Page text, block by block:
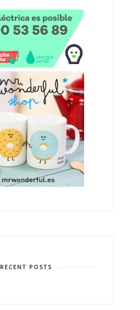
RECENT POSTS